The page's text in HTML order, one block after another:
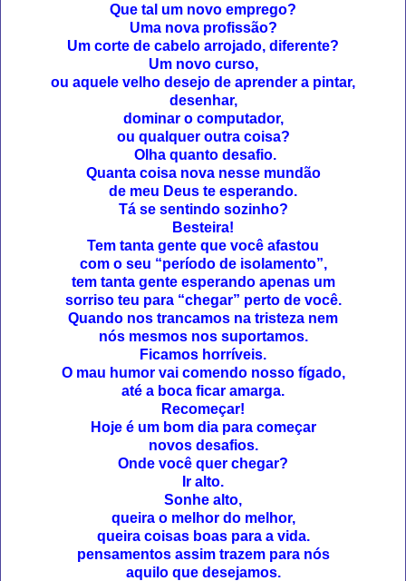
Que tal um novo emprego?
Uma nova profissão?
Um corte de cabelo arrojado, diferente?
Um novo curso,
ou aquele velho desejo de aprender a pintar,
desenhar,
dominar o computador,
ou qualquer outra coisa?
Olha quanto desafio.
Quanta coisa nova nesse mundão
de meu Deus te esperando.
Tá se sentindo sozinho?
Besteira!
Tem tanta gente que você afastou
com o seu “período de isolamento”,
tem tanta gente esperando apenas um
sorriso teu para “chegar” perto de você.
Quando nos trancamos na tristeza nem
nós mesmos nos suportamos.
Ficamos horríveis.
O mau humor vai comendo nosso fígado,
até a boca ficar amarga.
Recomeçar!
Hoje é um bom dia para começar
novos desafios.
Onde você quer chegar?
Ir alto.
Sonhe alto,
queira o melhor do melhor,
queira coisas boas para a vida.
pensamentos assim trazem para nós
aquilo que desejamos.